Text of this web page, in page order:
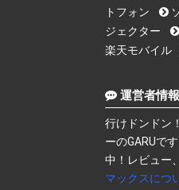
トフォン
ジェクター
楽天モバイル
運営者情報
行けドンドン
ーのGARUで
中！レビュー
マックスにつ